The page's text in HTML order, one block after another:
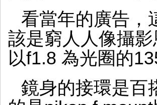
看當年的廣告，
該是窮人人像攝
以f1.8 為光圈的
鏡身的接環是百